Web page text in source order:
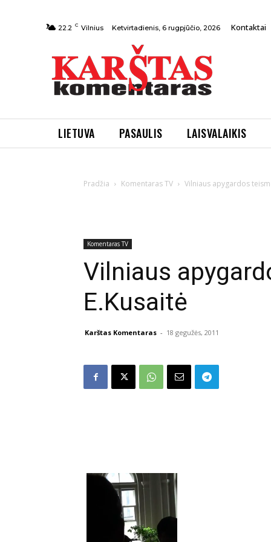
22.2 C Vilnius Ketvirtadienis, 6 rugpjūčio, 2026 Kontaktai
LIETUVA PASAULIS LAISVALAIKIS
Pradžia Komentaras TV Vilniaus apygardos
Komentaras TV
Vilniaus
E.Kusaitė
Karštas Komentaras - 18 gegužės, 2011